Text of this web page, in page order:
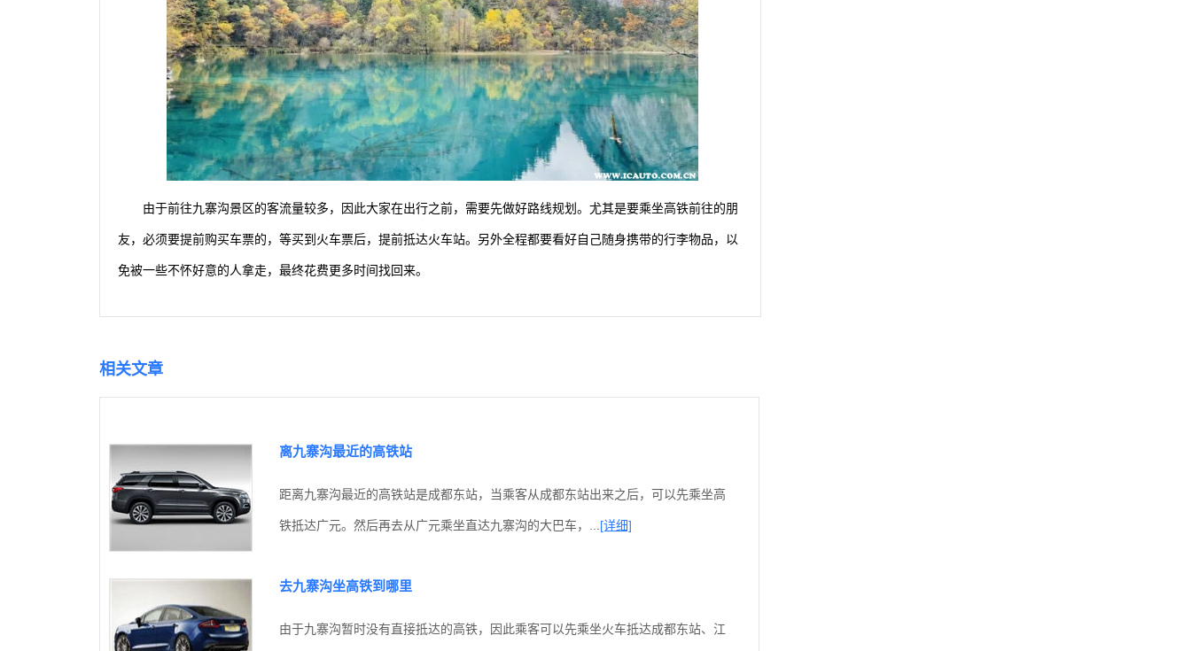
由于前往九寨沟景区的客流量较多，因此大家在出行之前，需要先做好路线规划。尤其是要乘坐高铁前往的朋
友，必须要提前购买车票的，等买到火车票后，提前抵达火车站。另外全程都要看好自己随身携带的行李物品，以
免被一些不怀好意的人拿走，最终花费更多时间找回来。
相关文章
离九寨沟最近的高铁站
距离九寨沟最近的高铁站是成都东站，当乘客从成都东站出来之后，可以先乘坐高
铁抵达广元。然后再去从广元乘坐直达九寨沟的大巴车，... [详细]
去九寨沟坐高铁到哪里
由于九寨沟暂时没有直接抵达的高铁，因此乘客可以先乘坐火车抵达成都东站、江